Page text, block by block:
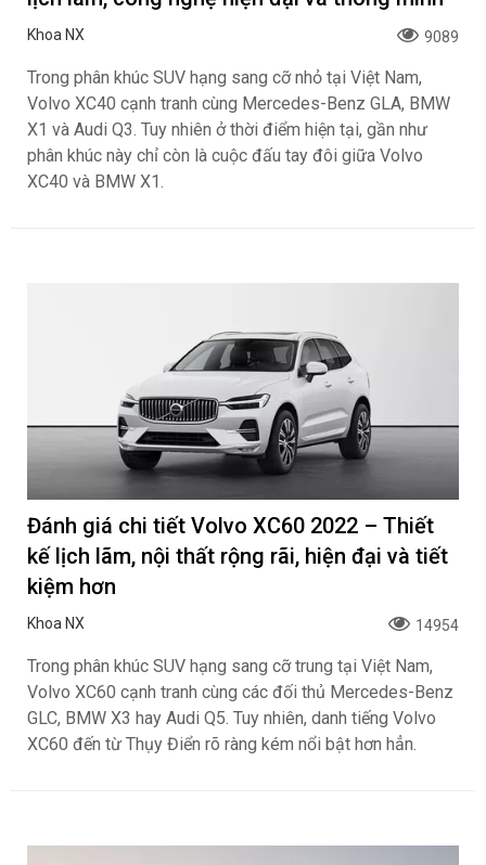
Khoa NX 9089
Trong phân khúc SUV hạng sang cỡ nhỏ tại Việt Nam,
Volvo XC40 cạnh tranh cùng Mercedes-Benz GLA, BMW
X1 và Audi Q3. Tuy nhiên ở thời điểm hiện tại, gần như
phân khúc này chỉ còn là cuộc đấu tay đôi giữa Volvo
XC40 và BMW X1.
Đánh giá chi tiết Volvo XC60 2022 – Thiết
kế lịch lãm, nội thất rộng rãi, hiện đại và tiết
kiệm hơn
Khoa NX 14954
Trong phân khúc SUV hạng sang cỡ trung tại Việt Nam,
Volvo XC60 cạnh tranh cùng các đối thủ Mercedes-Benz
GLC, BMW X3 hay Audi Q5. Tuy nhiên, danh tiếng Volvo
XC60 đến từ Thụy Điển rõ ràng kém nổi bật hơn hẳn.